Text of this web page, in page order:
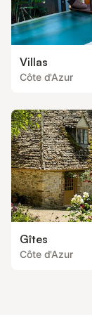
Villas
Côte d'Azur
Gîtes
Côte d'Azur